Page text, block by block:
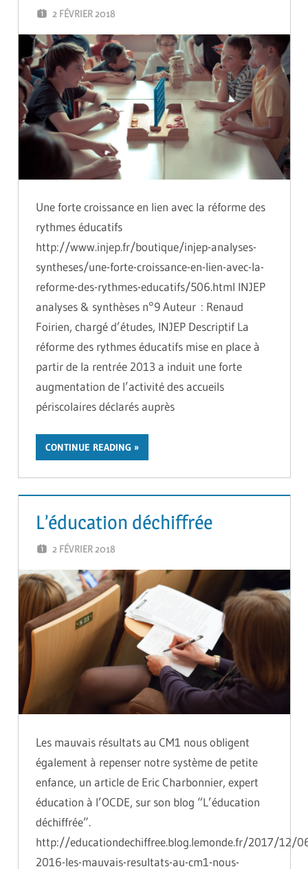
2 FÉVRIER 2018
Une forte croissance en lien avec la réforme des
rythmes éducatifs
http://www.injep.fr/boutique/injep-analyses-
syntheses/une-forte-croissance-en-lien-avec-la-
reforme-des-rythmes-educatifs/506.html INJEP
analyses & synthèses n°9 Auteur : Renaud
Foirien, chargé d’études, INJEP Descriptif La
réforme des rythmes éducatifs mise en place à
partir de la rentrée 2013 a induit une forte
augmentation de l’activité des accueils
périscolaires déclarés auprès
CONTINUE READING
L’éducation déchiffrée
2 FÉVRIER 2018
Les mauvais résultats au CM1 nous obligent
également à repenser notre système de petite
enfance, un article de Eric Charbonnier, expert
éducation à l’OCDE, sur son blog “L’éducation
déchiffrée”.
http://educationdechiffree.blog.lemonde.fr/2017/12/
2016-les-mauvais-resultats-au-cm1-nous-